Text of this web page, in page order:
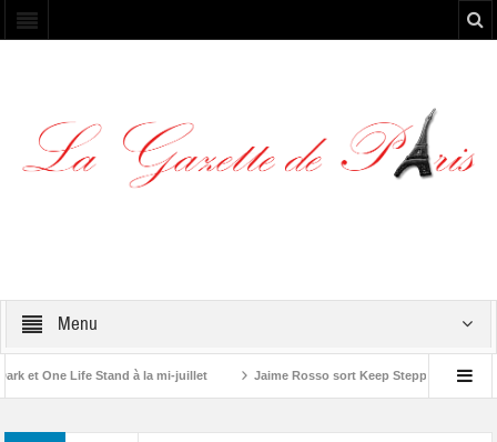
Menu
et One Life Stand à la mi-juillet Jaime Rosso sort Keep Stepping, son